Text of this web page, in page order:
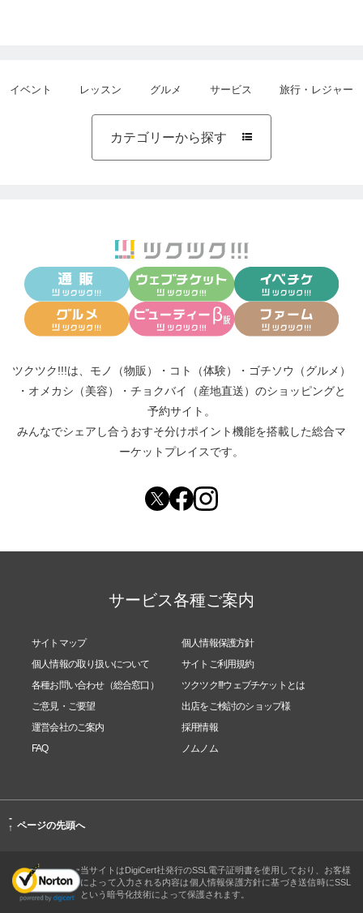
れらはただの理論書ではなく、ハーネマンの長年に
述された『実践の書』であるため、ホメオパスとし
て要求される技能と心得の基盤となるものです。
論を3年生の後半からはトレーナー付きで実践に移し
ていきます。そのため、実践デビューにつきものの
不安は最小限に、実践でしか得られない『感覚』や
ケースごとの『調整法』を効率的に身につけること
が可能となっています。
学んだことが非常に高い確率で実際に通用する！！
と言う手応えを感じながら、キャリアをスタートで
場とすること。その安心感と有用性を、HAJapanの
んでいくために、ホメオパスコミュニティの存在を
に「心強い」と言うことを超えた価値があるからで
す。
ホメオパシーの実践で技術の最も高度な運用が要求
されるのは、レメディによる刺激を『最適』に（専
を数多く行うことによってしかブラッシュアップで
きません。
イベント レッスン グルメ サービス 旅行・レジャー
カテゴリーから探す 
ツクツク!!!は、 モノ（物販） ・ コト（体験） ・ ゴチソウ（グルメ）
・ オメカシ（美容） ・ チョクバイ（産地直送） のショッピングと
予約サイト。
みんなでシェアし合う おすそ分けポイント機能を搭載した総合マ
ーケットプレイスです。
サービス各種ご案内
サイトマップ
個人情報保護方針
個人情報の取り扱いについて
サイトご利用規約
各種お問い合わせ（総合窓口）
ツクツク!!!ウェブチケットとは
ご意見・ご要望
出店をご検討のショップ様
運営会社のご案内
採用情報
FAQ
ノムノム
-
↑ ページの先頭へ
当サイトはDigiCert社発行のSSL電子証明書を使用しており、お客様
によって入力される内容は個人情報保護方針に基づき送信時にSSL
という暗号化技術によって保護されます。